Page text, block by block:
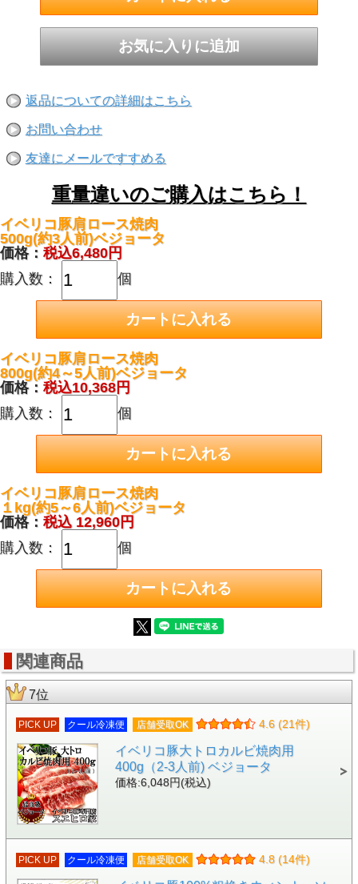
返品についての詳細はこちら
お問い合わせ
友達にメールですすめる
重量違いのご購入はこちら！
イベリコ豚肩ロース焼肉
500g(約3人前)ベジョータ
価格： 税込6,480円
購入数：
個
イベリコ豚肩ロース焼肉
800g(約4～5人前)ベジョータ
価格： 税込10,368円
購入数：
個
イベリコ豚肩ロース焼肉
１kg(約5～6人前)ベジョータ
価格： 税込 12,960円
購入数：
個
関連商品
7位
PICK UP クール冷凍便 店舗受取OK 4.6 (21件)
イベリコ豚大トロカルビ焼肉用
400g（2-3人前) ベジョータ
価格:6,048円(税込)
PICK UP クール冷凍便 店舗受取OK 4.8 (14件)